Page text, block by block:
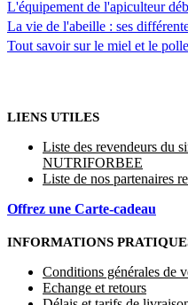
L'équipement de l'apiculteur
La vie de l'abeille : ses
Tout savoir sur le miel et le
LIENS UTILES
Liste des revendeurs du
NUTRIFORBEE
Liste de nos partenaires
Offrez une Carte-cadeau
INFORMATIONS
Conditions générales de
Echange et retours